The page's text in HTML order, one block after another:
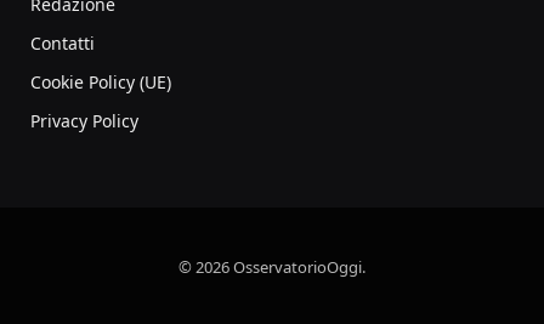
Contatti
Cookie Policy (UE)
Privacy Policy
© 2026 OsservatorioOggi.